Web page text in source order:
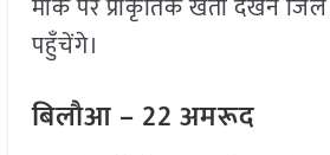
मौके पर प्राकृतिक खेती देखने जिले
पहुँचेंगे।
बिलौआ – 22 अमरूद